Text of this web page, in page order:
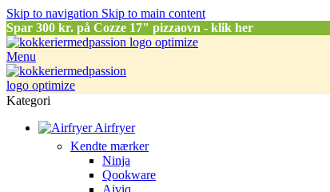
Skip to navigation Skip to main content
Spar 300 kr. på Cozze 17" pizzaovn - klik her
Menu
Kategori
Airfryer
Kendte mærker
Ninja
Qookware
Aiviq